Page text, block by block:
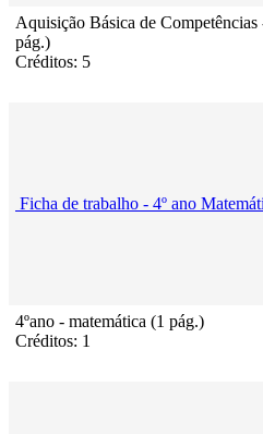
Aquisição Básica de
pág.)
Créditos: 5
Ficha de trabalho - 4º ano
4ºano - matemática (1 pág.)
Créditos: 1